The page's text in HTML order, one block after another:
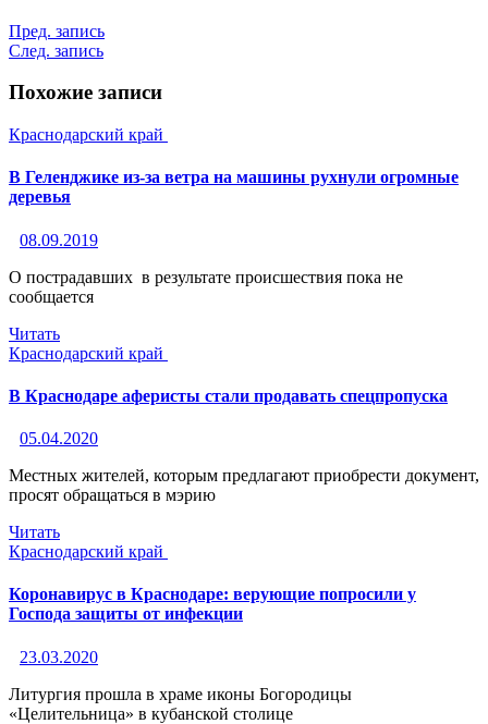
Пред. запись
След. запись
Похожие записи
Краснодарский край
В Геленджике из-за ветра на машины рухнули огромные
деревья
08.09.2019
О пострадавших в результате происшествия пока не
сообщается
Читать
Краснодарский край
В Краснодаре аферисты стали продавать спецпропуска
05.04.2020
Местных жителей, которым предлагают приобрести документ,
просят обращаться в мэрию
Читать
Краснодарский край
Коронавирус в Краснодаре: верующие попросили у
Господа защиты от инфекции
23.03.2020
Литургия прошла в храме иконы Богородицы
«Целительница» в кубанской столице